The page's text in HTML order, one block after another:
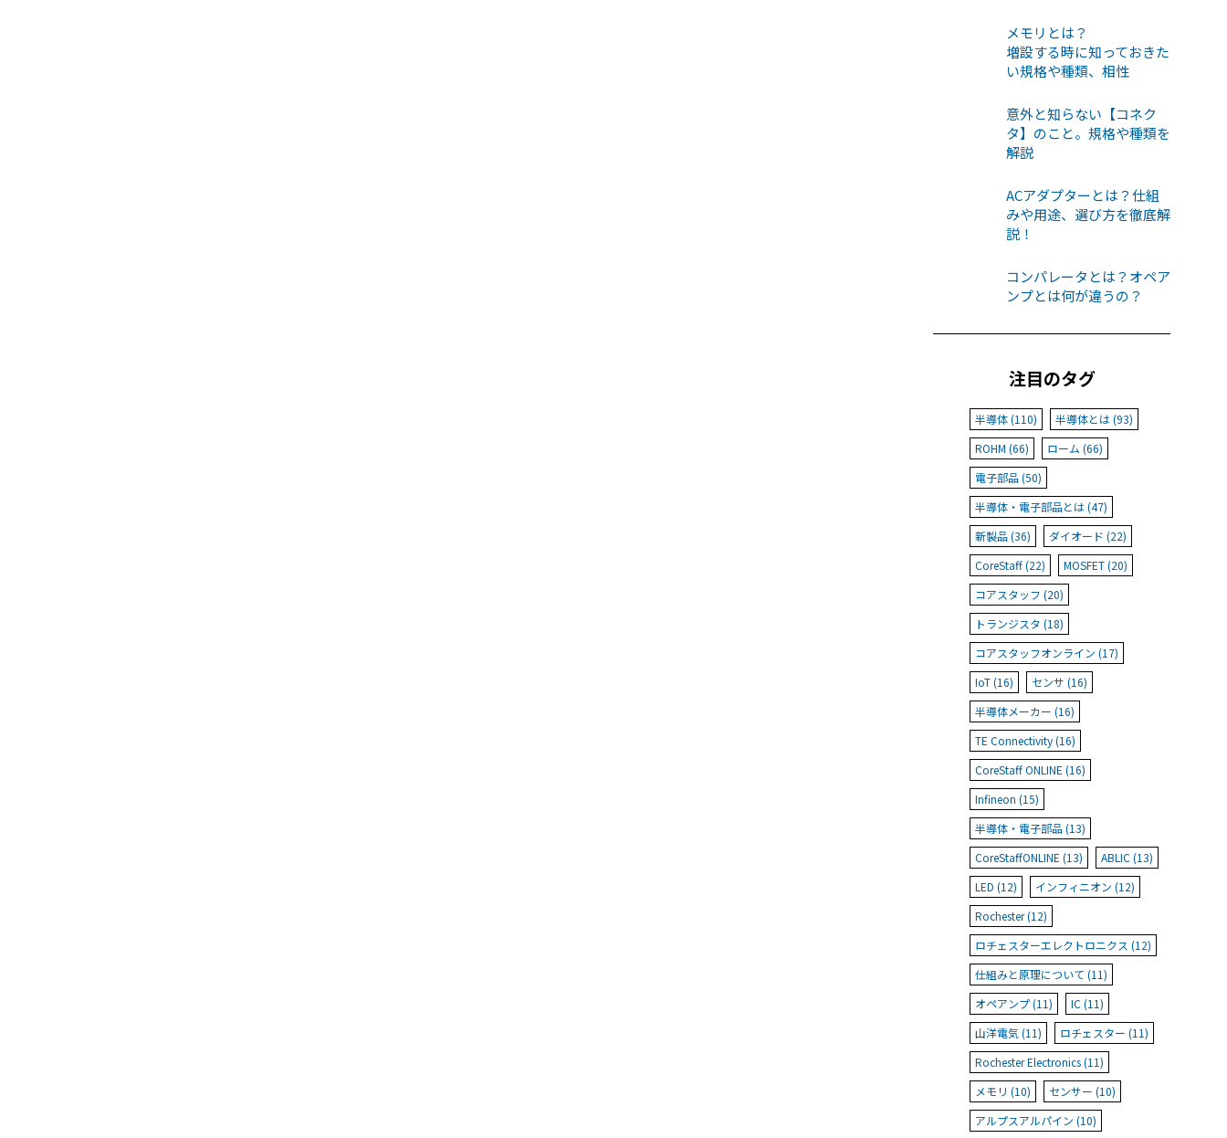
メモリとは？
増設する時に知っておきた
い規格や種類、相性
意外と知らない【コネク
タ】のこと。規格や種類を
解説
ACアダプターとは？仕組
みや用途、選び方を徹底解
説！
コンパレータとは？オペア
ンプとは何が違うの？
注目のタグ
半導体 (110)
半導体とは (93)
ROHM (66)
ローム (66)
電子部品 (50)
半導体・電子部品とは (47)
新製品 (36)
ダイオード (22)
CoreStaff (22)
MOSFET (20)
コアスタッフ (20)
トランジスタ (18)
コアスタッフオンライン (17)
IoT (16)
センサ (16)
半導体メーカー (16)
TE Connectivity (16)
CoreStaff ONLINE (16)
Infineon (15)
半導体・電子部品 (13)
CoreStaffONLINE (13)
ABLIC (13)
LED (12)
インフィニオン (12)
Rochester (12)
ロチェスターエレクトロニクス (12)
仕組みと原理について (11)
オペアンプ (11)
IC (11)
山洋電気 (11)
ロチェスター (11)
Rochester Electronics (11)
メモリ (10)
センサー (10)
アルプスアルパイン (10)